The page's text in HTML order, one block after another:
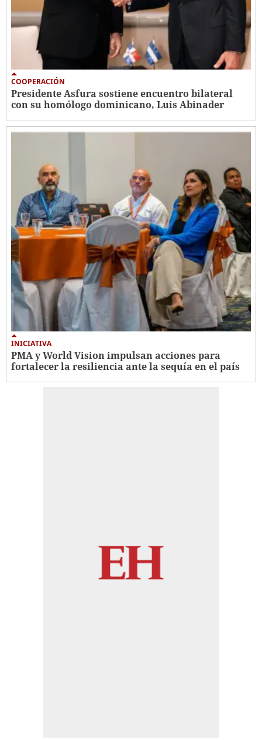
COOPERACIÓN
Presidente Asfura sostiene encuentro bilateral
con su homólogo dominicano, Luis Abinader
INICIATIVA
PMA y World Vision impulsan acciones para
fortalecer la resiliencia ante la sequía en el país